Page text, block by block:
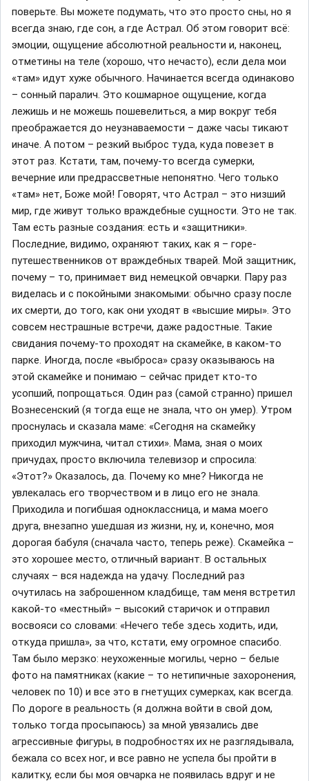
поверьте. Вы можете подумать, что это просто сны, но я
всегда знаю, где сон, а где Астрал. Об этом говорит всё:
эмоции, ощущение абсолютной реальности и, наконец,
отметины на теле (хорошо, что нечасто), если дела мои
«там» идут хуже обычного. Начинается всегда одинаково
– сонный паралич. Это кошмарное ощущение, когда
лежишь и не можешь пошевелиться, а мир вокруг тебя
преображается до неузнаваемости – даже часы тикают
иначе. А потом – резкий выброс туда, куда повезет в
этот раз. Кстати, там, почему-то всегда сумерки,
вечерние или предрассветные непонятно. Чего только
«там» нет, Боже мой! Говорят, что Астрал – это низший
мир, где живут только враждебные сущности. Это не так.
Там есть разные создания: есть и «защитники».
Последние, видимо, охраняют таких, как я – горе-
путешественников от враждебных тварей. Мой защитник,
почему – то, принимает вид немецкой овчарки. Пару раз
виделась и с покойными знакомыми: обычно сразу после
их смерти, до того, как они уходят в «высшие миры». Это
совсем нестрашные встречи, даже радостные. Такие
свидания почему-то проходят на скамейке, в каком-то
парке. Иногда, после «выброса» сразу оказываюсь на
этой скамейке и понимаю – сейчас придет кто-то
усопший, попрощаться. Один раз (самой странно) пришел
Вознесенский (я тогда еще не знала, что он умер). Утром
проснулась и сказала маме: «Сегодня на скамейку
приходил мужчина, читал стихи». Мама, зная о моих
причудах, просто включила телевизор и спросила:
«Этот?» Оказалось, да. Почему ко мне? Никогда не
увлекалась его творчеством и в лицо его не знала.
Приходила и погибшая одноклассница, и мама моего
друга, внезапно ушедшая из жизни, ну, и, конечно, моя
дорогая бабуля (сначала часто, теперь реже). Скамейка –
это хорошее место, отличный вариант. В остальных
случаях – вся надежда на удачу. Последний раз
очутилась на заброшенном кладбище, там меня встретил
какой-то «местный» – высокий старичок и отправил
восвояси со словами: «Нечего тебе здесь ходить, иди,
откуда пришла», за что, кстати, ему огромное спасибо.
Там было мерзко: неухоженные могилы, черно – белые
фото на памятниках (какие – то нетипичные захоронения,
человек по 10) и все это в гнетущих сумерках, как всегда.
По дороге в реальность (я должна войти в свой дом,
только тогда просыпаюсь) за мной увязались две
агрессивные фигуры, в подробностях их не разглядывала,
бежала со всех ног, и все равно не успела бы пройти в
калитку, если бы моя овчарка не появилась вдруг и не